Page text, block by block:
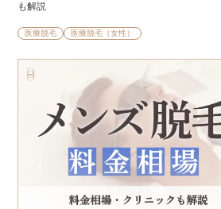
も解説
医療脱毛 医療脱毛（女性）